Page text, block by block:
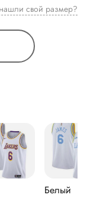
Не нашли свой размер?
Белый